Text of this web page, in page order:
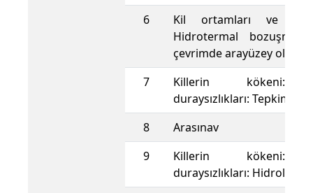
6
Kil ortamları ve kil
Hidrotermal bozuşma,
çevrimde arayüzey olarak
7
Killerin kökeni:
duraysızlıkları: Tepkime
8
Arasınav
9
Killerin kökeni:
duraysızlıkları: Hidroliz